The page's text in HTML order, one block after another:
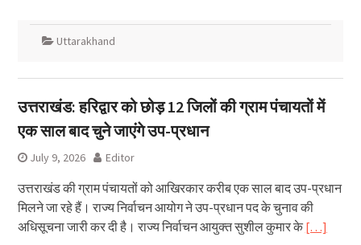
Uttarakhand
उत्तराखंड: हरिद्वार को छोड़ 12 जिलों की ग्राम पंचायतों में
एक साल बाद चुने जाएंगे उप-प्रधान
July 9, 2026 Editor
उत्तराखंड की ग्राम पंचायतों को आखिरकार करीब एक साल बाद उप-प्रधान
मिलने जा रहे हैं। राज्य निर्वाचन आयोग ने उप-प्रधान पद के चुनाव की
अधिसूचना जारी कर दी है। राज्य निर्वाचन आयुक्त सुशील कुमार के […]